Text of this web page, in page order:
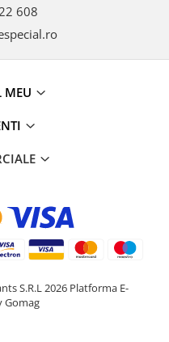
608
MEU
S.R.L 2026 Platforma E-
Gomag